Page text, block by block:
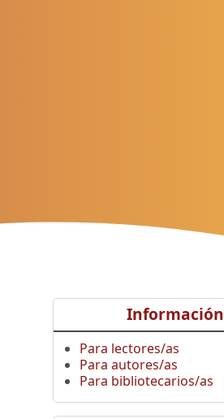
Información
Para lectores/as
Para autores/as
Para bibliotecarios/as